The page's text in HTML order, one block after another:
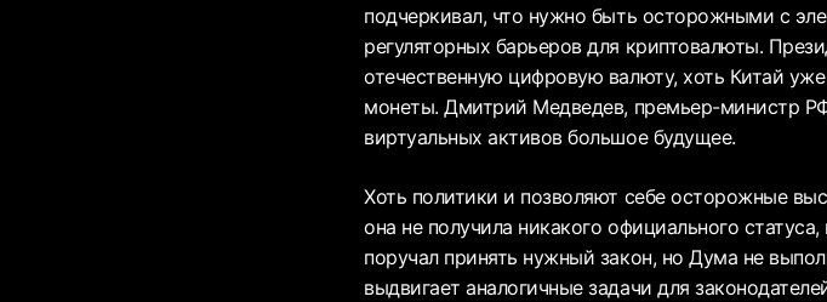
подчеркивал, что нужно быть осторожными с
регуляторных барьеров для криптовалюты.
отечественную цифровую валюту, хоть Китай
монеты. Дмитрий Медведев, премьер-министр
виртуальных активов большое будущее.
Хоть политики и позволяют себе осторожные
она не получила никакого официального
поручал принять нужный закон, но Дума не
выдвигает аналогичные задачи для